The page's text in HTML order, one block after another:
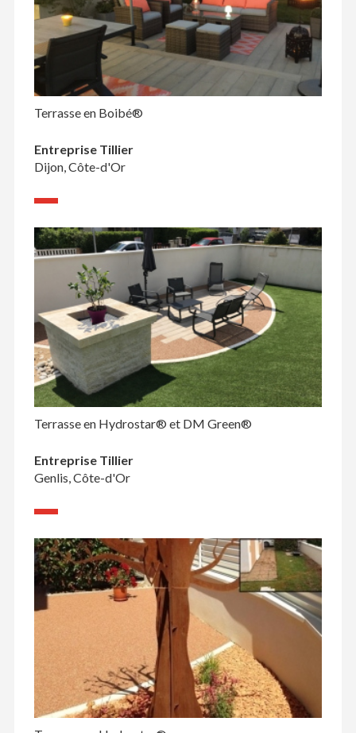
Terrasse en Boibé®
Entreprise Tillier
Dijon, Côte-d'Or
Terrasse en Hydrostar® et DM Green®
Entreprise Tillier
Genlis, Côte-d'Or